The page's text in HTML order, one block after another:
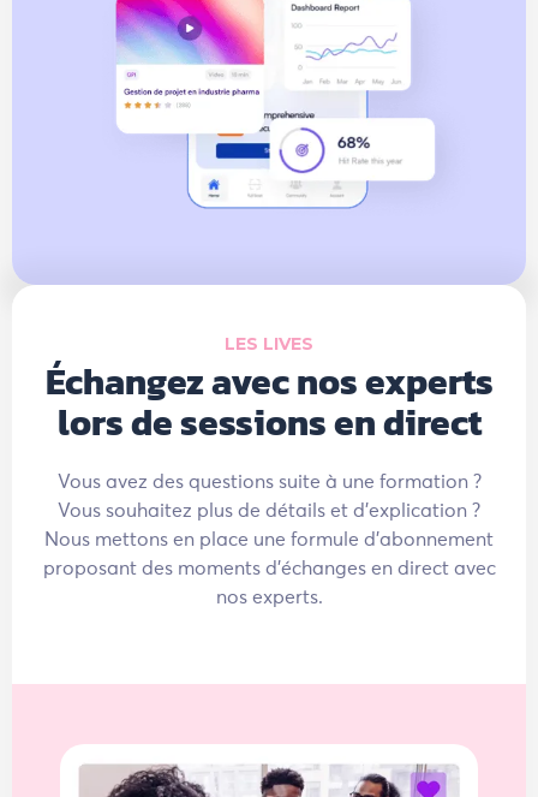
LES LIVES
Échangez avec nos experts
lors de sessions en direct
Vous avez des questions suite à une formation ?
Vous souhaitez plus de détails et d'explication ?
Nous mettons en place une formule d'abonnement
proposant des moments d'échanges en direct avec
nos experts.